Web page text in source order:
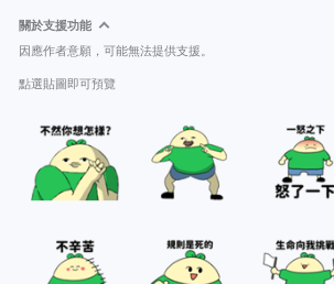
關於支援功能
因應作者意願，可能無法提供支援。
點選貼圖即可預覽